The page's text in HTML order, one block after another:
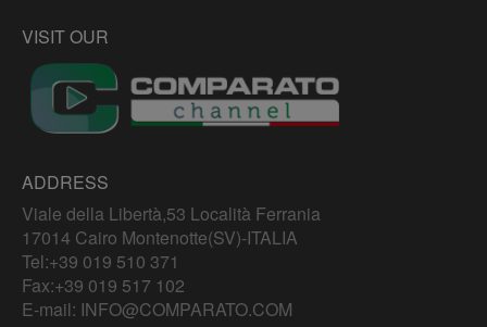
VISIT OUR
ADDRESS
Viale della Libertà,53 Località Ferrania
17014 Cairo Montenotte(SV)-ITALIA
Tel:+39 019 510 371
Fax:+39 019 517 102
E-mail: INFO@COMPARATO.COM